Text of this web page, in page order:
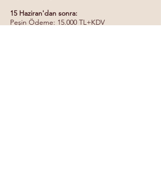
15 Haziran'dan sonra:
Peşin Ödeme: 15.000 TL+KDV